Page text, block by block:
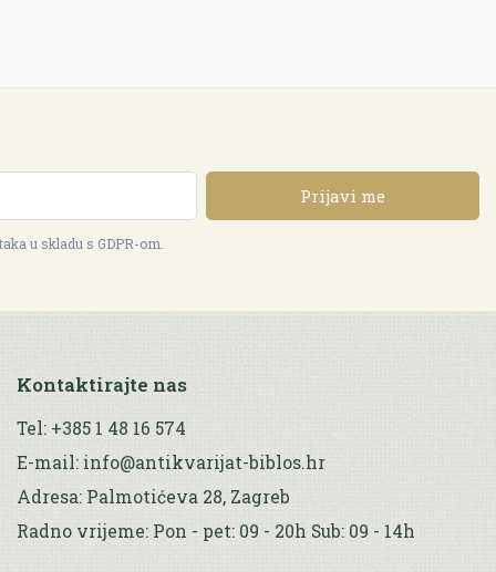
Prijavi me
u skladu s GDPR-om.
Kontaktirajte nas
Tel: +385 1 48 16 574
E-mail: info@antikvarijat-biblos.hr
Adresa: Palmotićeva 28, Zagreb
Radno vrijeme: Pon - pet: 09 - 20h Sub: 09 - 14h